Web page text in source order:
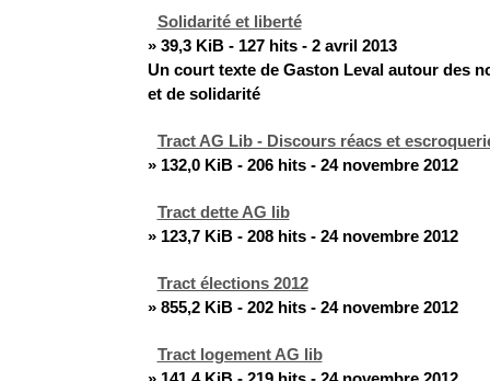
Solidarité et liberté
» 39,3 KiB - 127 hits - 2 avril 2013
Un court texte de Gaston Leval autour des
et de solidarité
Tract AG Lib - Discours réacs et
» 132,0 KiB - 206 hits - 24 novembre 2012
Tract dette AG lib
» 123,7 KiB - 208 hits - 24 novembre 2012
Tract élections 2012
» 855,2 KiB - 202 hits - 24 novembre 2012
Tract logement AG lib